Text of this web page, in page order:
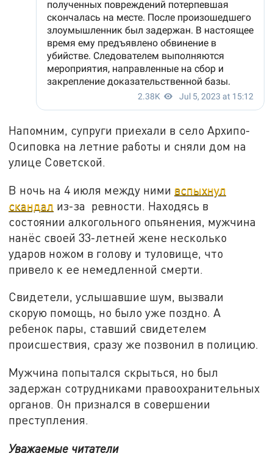
Напомним, супруги приехали в село Архипо-
Осиповка на летние работы и сняли дом на
улице Советской.
В ночь на 4 июля между ними вспыхнул
скандал из-за ревности. Находясь в
состоянии алкогольного опьянения, мужчина
нанёс своей 33-летней жене несколько
ударов ножом в голову и туловище, что
привело к ее немедленной смерти.
Свидетели, услышавшие шум, вызвали
скорую помощь, но было уже поздно. А
ребенок пары, ставший свидетелем
происшествия, сразу же позвонил в полицию.
Мужчина попытался скрыться, но был
задержан сотрудниками правоохранительных
органов. Он признался в совершении
преступления.
Уважаемые читатели